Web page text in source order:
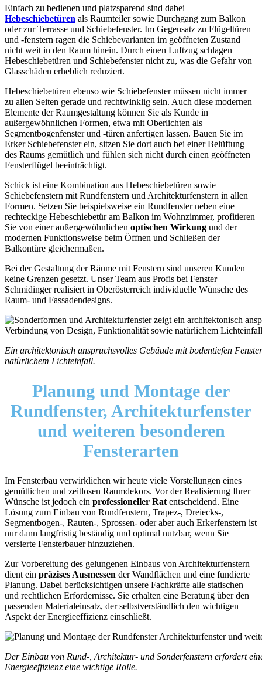
Einfach zu bedienen und platzsparend sind dabei
Hebeschiebetüren als Raumteiler sowie Durchgang zum Balkon
oder zur Terrasse und Schiebefenster. Im Gegensatz zu Flügeltüren
und -fenstern ragen die Schiebevarianten im geöffneten Zustand
nicht weit in den Raum hinein. Durch einen Luftzug schlagen
Hebeschiebetüren und Schiebefenster nicht zu, was die Gefahr von
Glasschäden erheblich reduziert.
Hebeschiebetüren ebenso wie Schiebefenster müssen nicht immer
zu allen Seiten gerade und rechtwinklig sein. Auch diese modernen
Elemente der Raumgestaltung können Sie als Kunde in
außergewöhnlichen Formen, etwa mit Oberlichten als
Segmentbogenfenster und -türen anfertigen lassen. Bauen Sie im
Erker Schiebefenster ein, sitzen Sie dort auch bei einer Belüftung
des Raums gemütlich und fühlen sich nicht durch einen geöffneten
Fensterflügel beeinträchtigt.
Schick ist eine Kombination aus Hebeschiebetüren sowie
Schiebefenstern mit Rundfenstern und Architekturfenstern in allen
Formen. Setzen Sie beispielsweise ein Rundfenster neben eine
rechteckige Hebeschiebetür am Balkon im Wohnzimmer, profitieren
Sie von einer außergewöhnlichen optischen Wirkung und der
modernen Funktionsweise beim Öffnen und Schließen der
Balkontüre gleichermaßen.
Bei der Gestaltung der Räume mit Fenstern sind unseren Kunden
keine Grenzen gesetzt. Unser Team aus Profis bei Fenster
Schmidinger realisiert in Oberösterreich individuelle Wünsche des
Raum- und Fassadendesigns.
Ein architektonisch anspruchsvolles Gebäude mit bodentiefen
natürlichem Lichteinfall.
Planung und Montage der
Rundfenster, Architekturfenster
und weiteren besonderen
Fensterarten
Im Fensterbau verwirklichen wir heute viele Vorstellungen eines
gemütlichen und zeitlosen Raumdekors. Vor der Realisierung Ihrer
Wünsche ist jedoch ein professioneller Rat entscheidend. Eine
Lösung zum Einbau von Rundfenstern, Trapez-, Dreiecks-,
Segmentbogen-, Rauten-, Sprossen- oder aber auch Erkerfenstern ist
nur dann langfristig beständig und optimal nutzbar, wenn Sie
versierte Fensterbauer hinzuziehen.
Zur Vorbereitung des gelungenen Einbaus von Architekturfenstern
dient ein präzises Ausmessen der Wandflächen und eine fundierte
Planung. Dabei berücksichtigen unsere Fachkräfte alle statischen
und rechtlichen Erfordernisse. Sie erhalten eine Beratung über den
passenden Materialeinsatz, der selbstverständlich den wichtigen
Aspekt der Energieeffizienz einschließt.
Der Einbau von Rund-, Architektur- und Sonderfenstern erfordert
Energieeffizienz eine wichtige Rolle.